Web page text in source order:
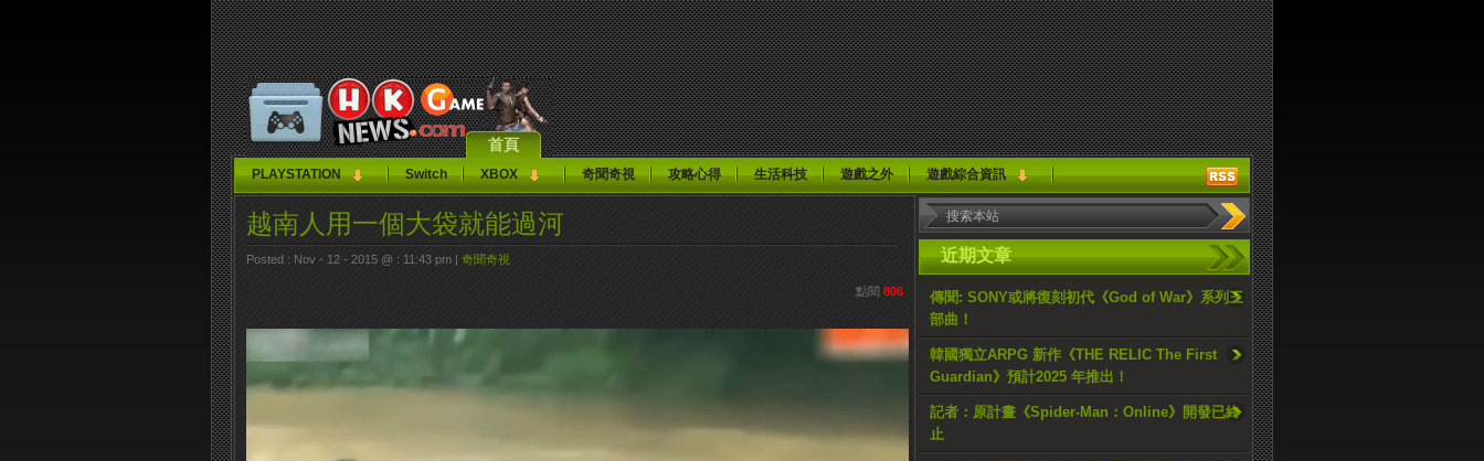
首頁
PLAYSTATION Switch XBOX 奇聞奇視 攻略心得 生活科技 遊戲之外 遊戲綜合資訊
近期文章
傳聞: SONY或將復刻初代《God of War》系列三
部曲！
韓國獨立ARPG 新作《THE RELIC The First
Guardian》預計2025 年推出！
記者：原計畫《Spider-Man：Online》開發已終
止
越南人用一個大袋就能過河
Posted : Nov - 12 - 2015 @ : 11:43 pm | 奇聞奇視
點閱 806